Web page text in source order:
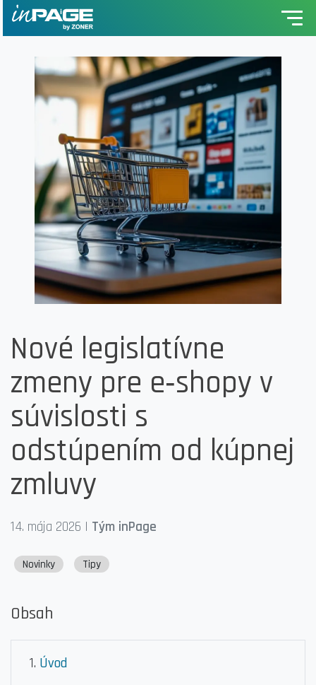
Nové legislatívne
zmeny pre e‑shopy v
súvislosti s
odstúpením od kúpnej
zmluvy
14. mája 2026 | Tým inPage
Novinky Tipy
Obsah
Úvod